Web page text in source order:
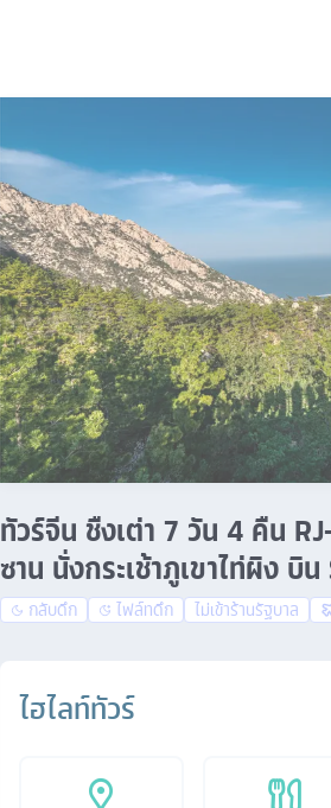
ทัวร์จีน ชืงเต่า 7 วัน 4 คืน
ซาน นั่งกระเช้าภูเขาไท่ผิง บิ
กลับดึก ไฟล์ทดึก ไม่เข้าร้านรัฐบาล
ไฮไลท์ทัวร์